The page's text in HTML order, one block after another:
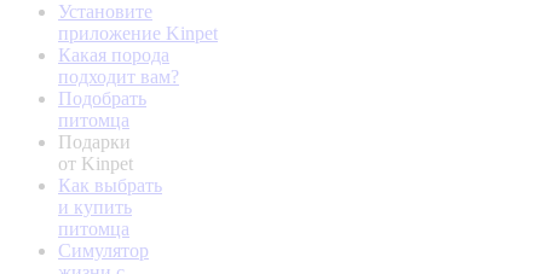
Установите
приложение Kinpet
Какая порода
подходит вам?
Подобрать
питомца
Подарки
от Kinpet
Как выбрать
и купить
питомца
Симулятор